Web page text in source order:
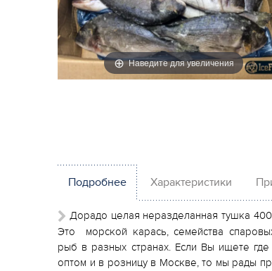
Наведите для увеличения
Подробнее Характеристики
Дорадо целая неразделанная тушка
Это морской карась, семейства
рыб в разных странах. Если Вы ищете
оптом и в розницу в Москве, то мы рады